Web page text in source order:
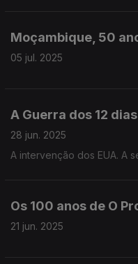
Moçambique, 50
05 jul. 2025
A Guerra dos 12
28 jun. 2025
A intervenção dos EUA. A
Os 100 anos de O
21 jun. 2025